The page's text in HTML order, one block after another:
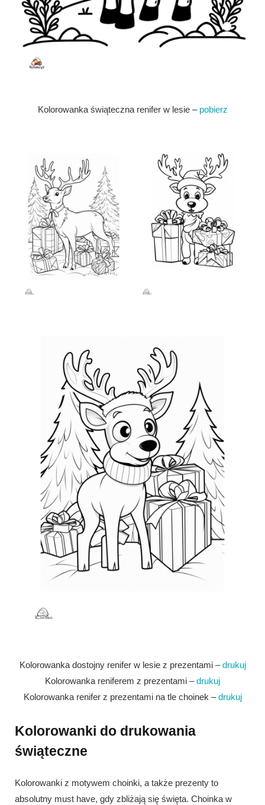
Kolorowanka świąteczna renifer w lesie – pobierz
Kolorowanka dostojny renifer w lesie z prezentami –drukuj
Kolorowanka reniferem z prezentami –drukuj
Kolorowanka renifer z prezentami na tle choinek –drukuj
Kolorowanki do drukowania
świąteczne
Kolorowanki z motywem choinki, a także prezenty to
absolutny must have, gdy zbliżają się święta. Choinka w